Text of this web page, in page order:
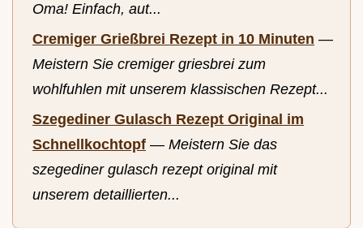
Oma! Einfach, aut...
Cremiger Grießbrei Rezept in 10 Minuten —
Meistern Sie cremiger griesbrei zum
wohlfuhlen mit unserem klassischen Rezept...
Szegediner Gulasch Rezept Original im
Schnellkochtopf — Meistern Sie das
szegediner gulasch rezept original mit
unserem detaillierten...